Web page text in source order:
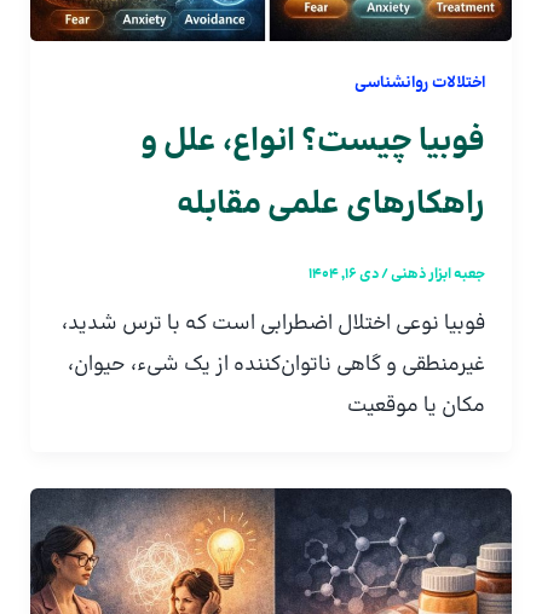
اختلالات روانشناسی
فوبیا چیست؟ انواع، علل و
راهکارهای علمی مقابله
جعبه ابزار ذهنی/دی 16, 1404
فوبیا نوعی اختلال اضطرابی است که با ترس شدید،
غیرمنطقی و گاهی ناتوان‌کننده از یک شیء، حیوان،
مکان یا موقعیت